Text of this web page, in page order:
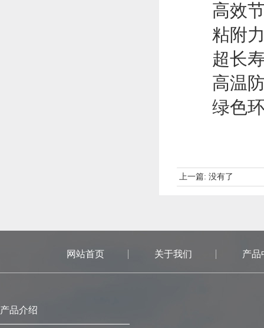
高效节
粘附力
超长寿
高温防
绿色环
上一篇: 没有了
网站首页 关于我们 产品
产品介绍